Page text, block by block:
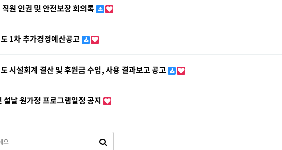
원 인권 및 안전보장 회의록
1차 추가경정예산공고
시설회계 결산 및 후원금 수입, 사용 결과보고 공고
날 원가정 프로그램일정 공지